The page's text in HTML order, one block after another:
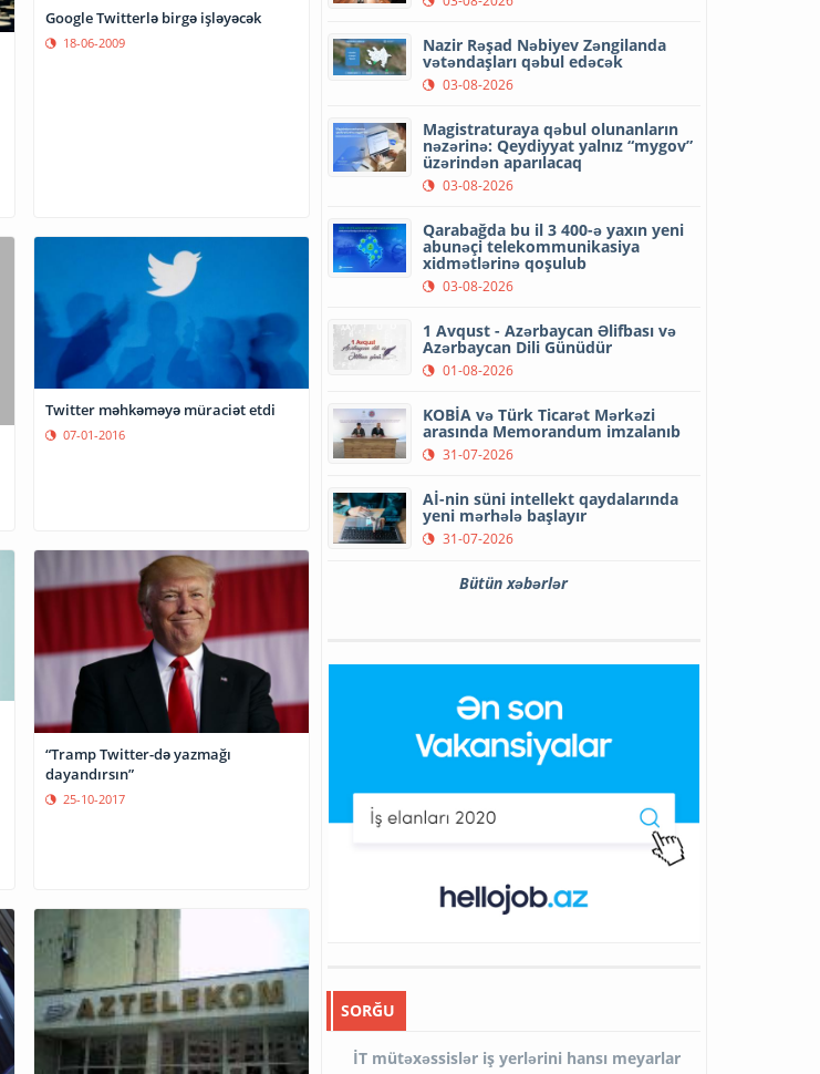
Google Twitterlə birgə işləyəcək
18-06-2009
Twitter məhkəməyə müraciət etdi
07-01-2016
“Tramp Twitter-də yazmağı
dayandırsın”
25-10-2017
Nazir Rəşad Nəbiyev Zəngilanda
vətəndaşları qəbul edəcək
03-08-2026
Magistraturaya qəbul olunanların
nəzərinə: Qeydiyyat yalnız “mygov”
üzərindən aparılacaq
03-08-2026
Qarabağda bu il 3 400-ə yaxın yeni
abunəçi telekommunikasiya
xidmətlərinə qoşulub
03-08-2026
1 Avqust - Azərbaycan Əlifbası və
Azərbaycan Dili Günüdür
01-08-2026
KOBİA və Türk Ticarət Mərkəzi
arasında Memorandum imzalanıb
31-07-2026
Aİ-nin süni intellekt qaydalarında
yeni mərhələ başlayır
31-07-2026
Bütün xəbərlər
SORĞU
İT mütəxəssislər iş yerlərini hansı meyarlar